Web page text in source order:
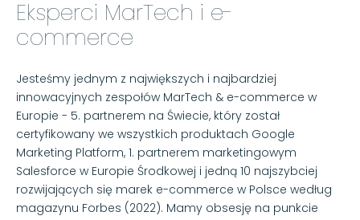
Eksperci MarTech i e-
commerce
Jesteśmy jednym z największych i najbardziej
innowacyjnych zespołów MarTech & e-commerce w
Europie - 5. partnerem na Świecie, który został
certyfikowany we wszystkich produktach Google
Marketing Platform, 1. partnerem marketingowym
Salesforce w Europie Środkowej i jedną 10 najszybciej
rozwijających się marek e-commerce w Polsce według
magazynu Forbes (2022). Mamy obsesję na punkcie